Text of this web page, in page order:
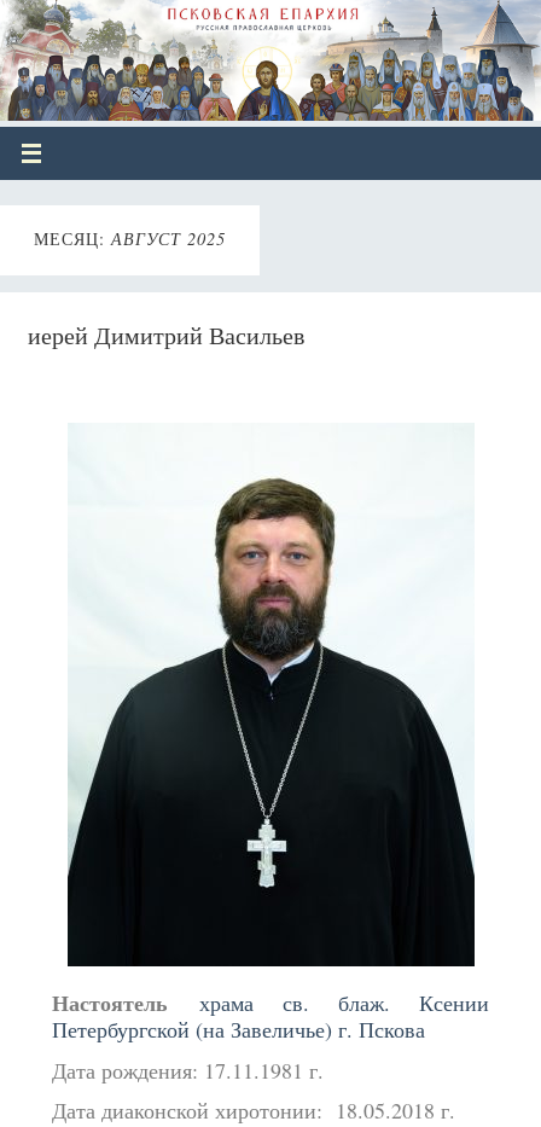
МЕСЯЦ:АВГУСТ 2025
иерей Димитрий Васильев
Настоятель храма св. блаж. Ксении
Петербургской (на Завеличье) г. Пскова
Дата рождения: 17.11.1981 г.
Дата диаконской хиротонии: 18.05.2018 г.